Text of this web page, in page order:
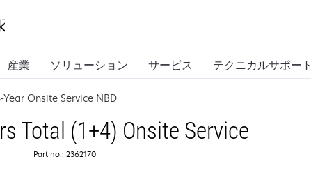
産業 ソリューション サービス テクニカルサポート
Year Onsite Service NBD
Total (1+4) Onsite Service
Part no.: 2362170